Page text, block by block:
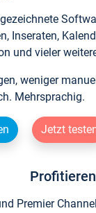
Inseraten,
und vieler
weniger
Mehrsprachig.
Jetzt
Premier